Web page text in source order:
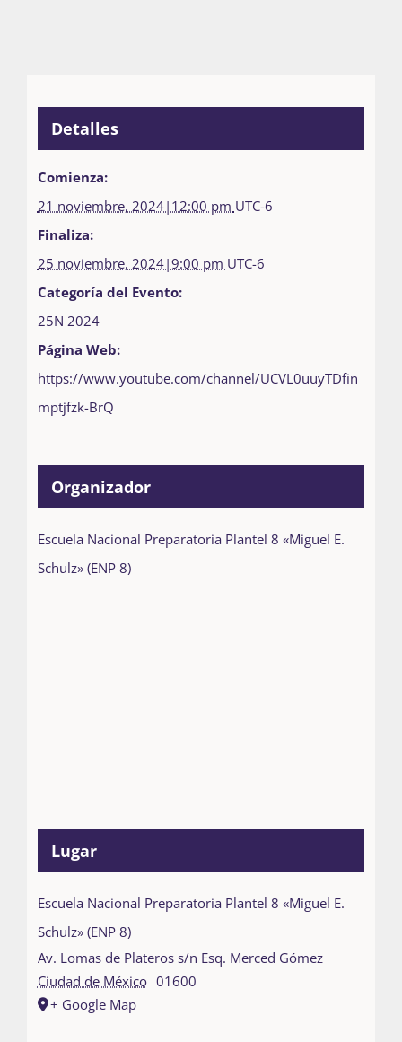
Detalles
Comienza:
21 noviembre, 2024|12:00 pm UTC-6
Finaliza:
25 noviembre, 2024|9:00 pm UTC-6
Categoría del Evento:
25N 2024
Página Web:
https://www.youtube.com/channel/UCVL0uuyTDfin
mptjfzk-BrQ
Organizador
Escuela Nacional Preparatoria Plantel 8 «Miguel E.
Schulz» (ENP 8)
Lugar
Escuela Nacional Preparatoria Plantel 8 «Miguel E.
Schulz» (ENP 8)
Av. Lomas de Plateros s/n Esq. Merced Gómez
Ciudad de México 01600
+ Google Map